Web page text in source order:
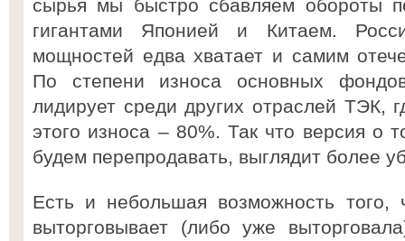
сырья мы быстро сбавляем обороты
гигантами Японией и Китаем.
мощностей едва хватает и самим
По степени износа основных
лидирует среди других отраслей ТЭК,
этого износа – 80%. Так что версия о
будем перепродавать, выглядит более
Есть и небольшая возможность того,
выторговывает (либо уже